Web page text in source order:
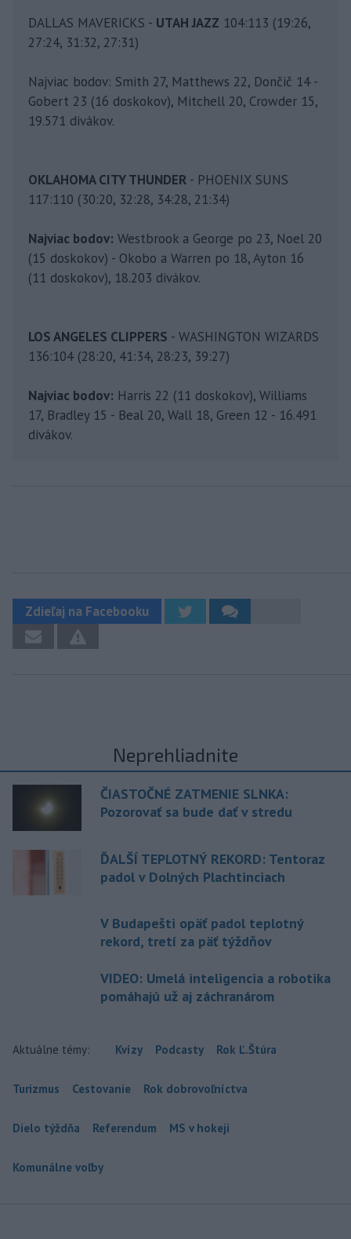
DALLAS MAVERICKS - UTAH JAZZ 104:113 (19:26,
27:24, 31:32, 27:31)
Najviac bodov: Smith 27, Matthews 22, Dončič 14 -
Gobert 23 (16 doskokov), Mitchell 20, Crowder 15,
19.571 divákov.
OKLAHOMA CITY THUNDER - PHOENIX SUNS
117:110 (30:20, 32:28, 34:28, 21:34)
Najviac bodov: Westbrook a George po 23, Noel 20
(15 doskokov) - Okobo a Warren po 18, Ayton 16
(11 doskokov), 18.203 divákov.
LOS ANGELES CLIPPERS - WASHINGTON WIZARDS
136:104 (28:20, 41:34, 28:23, 39:27)
Najviac bodov: Harris 22 (11 doskokov), Williams
17, Bradley 15 - Beal 20, Wall 18, Green 12 - 16.491
divákov.
Zdieľaj na Facebooku
Neprehliadnite
ČIASTOČNÉ ZATMENIE SLNKA:
Pozorovať sa bude dať v stredu
ĎALŠÍ TEPLOTNÝ REKORD: Tentoraz
padol v Dolných Plachtinciach
V Budapešti opäť padol teplotný
rekord, tretí za päť týždňov
VIDEO: Umelá inteligencia a robotika
pomáhajú už aj záchranárom
Aktuálne témy: Kvízy Podcasty Rok Ľ.Štúra
Turizmus Cestovanie Rok dobrovoľníctva
Dielo týždňa Referendum MS v hokeji
Komunálne voľby